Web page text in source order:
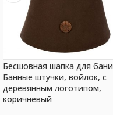
Бесшовная шапка для бани
Банные штучки, войлок, с
деревянным логотипом,
коричневый